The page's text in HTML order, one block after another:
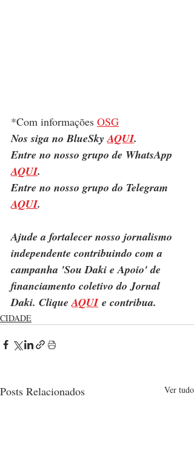
*Com informações OSG
Nos siga no BlueSky AQUI.
Entre no nosso grupo de WhatsApp
AQUI.
Entre no nosso grupo do Telegram
AQUI.
Ajude a fortalecer nosso jornalismo
independente contribuindo com a
campanha 'Sou Daki e Apoio' de
financiamento coletivo do Jornal
Daki. Clique AQUI e contribua.
CIDADE
Posts Relacionados Ver tudo